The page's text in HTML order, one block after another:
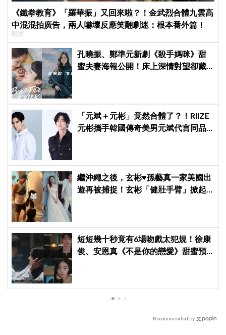
《鐵拳教育》「羅華振」又回來啦？！金武烈合體九雲高
中混混拍廣告，兩人嚇壞反應笑翻劇迷：根本番外篇！
明星
孔曉振、鄭準元新劇《殺手媽咪》甜
蜜夫妻海報公開！床上深情對望卻藏
「元斌＋元彬」竟然合體了？！RIIZE
元彬攜手韓國傳奇美男元斌代言同品
繼沖繩之後，玄彬♥孫藝真一家美國出
遊再被捕捉！玄彬「健壯手臂」掀起
短短幾十秒竟有6場吻戲太犯規！徐康
俊、安恩真《不是你的戀愛》甜蜜預
Recommended by